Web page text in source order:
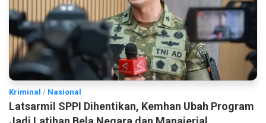
Kriminal / Nasional
Latsarmil SPPI Dihentikan, Kemhan Ubah Program